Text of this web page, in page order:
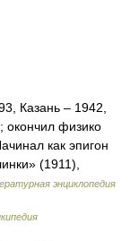
Казань – 1942,
окончил физико
как эпигон
(1911),
энциклопедия